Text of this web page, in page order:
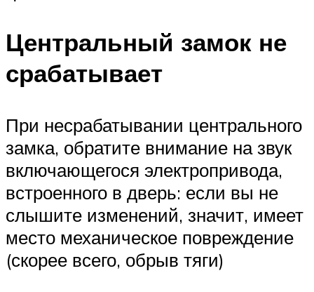
Центральный замок не
срабатывает
При несрабатывании центрального
замка, обратите внимание на звук
включающегося электропривода,
встроенного в дверь: если вы не
слышите изменений, значит, имеет
место механическое повреждение
(скорее всего, обрыв тяги)